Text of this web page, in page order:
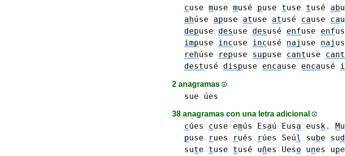
cuse muse musé puse tuse tusé ab
ahúse apuse atuse atusé cause ca
depuse desuse desusé enfuse enf
impuse incuse incusé naj use naj
rehúse repuse supuse cantuse cant
destusé dispuse encause encausé
2 anagramas
sue úes
38 anagramas con una letra adicional
cúes cuse emús Esaú Eusa eusk. M
puse rues rués rúes Seúl sube sud
sute tuse tusé uñes Ueso unes up